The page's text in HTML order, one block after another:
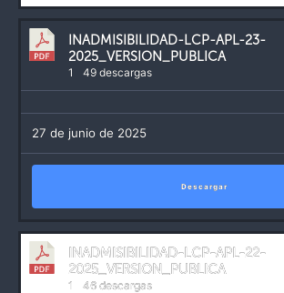
INADMISIBILIDAD-LCP-APL-23-
2025_VERSION_PUBLICA
1 49 descargas
27 de junio de 2025
Descargar
INADMISIBILIDAD-LCP-APL-22-
2025_VERSION_PUBLICA
1 46 descargas